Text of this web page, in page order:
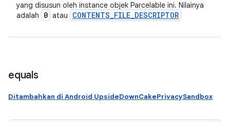
yang disusun oleh instance objek Parcelable ini. Nilainya
adalah
0 atau CONTENTS_FILE_DESCRIPTOR
equals
Ditambahkan di Android UpsideDownCakePrivacySandbox